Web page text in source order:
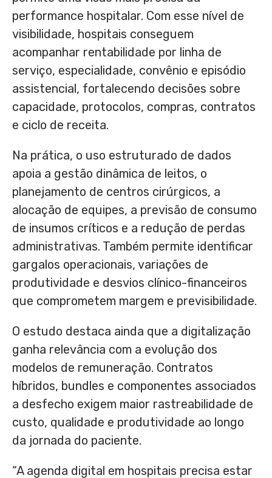
performance hospitalar. Com esse nível de
visibilidade, hospitais conseguem
acompanhar rentabilidade por linha de
serviço, especialidade, convênio e episódio
assistencial, fortalecendo decisões sobre
capacidade, protocolos, compras, contratos
e ciclo de receita.
Na prática, o uso estruturado de dados
apoia a gestão dinâmica de leitos, o
planejamento de centros cirúrgicos, a
alocação de equipes, a previsão de consumo
de insumos críticos e a redução de perdas
administrativas. Também permite identificar
gargalos operacionais, variações de
produtividade e desvios clínico-financeiros
que comprometem margem e previsibilidade.
O estudo destaca ainda que a digitalização
ganha relevância com a evolução dos
modelos de remuneração. Contratos
híbridos, bundles e componentes associados
a desfecho exigem maior rastreabilidade de
custo, qualidade e produtividade ao longo
da jornada do paciente.
“A agenda digital em hospitais precisa estar